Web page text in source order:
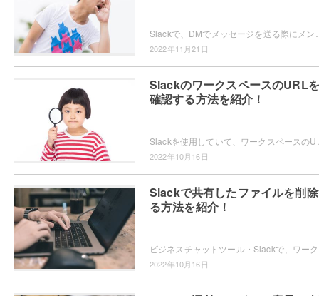
2022年11月21日
SlackのワークスペースのURLを
確認する方法を紹介！
2022年10月16日
Slackで共有したファイルを削
る方法を紹介！
2022年10月16日